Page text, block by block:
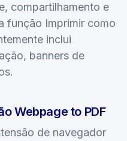
compartilhamento e
função Imprimir como
inclui
banners de
Webpage to PDF
de navegador